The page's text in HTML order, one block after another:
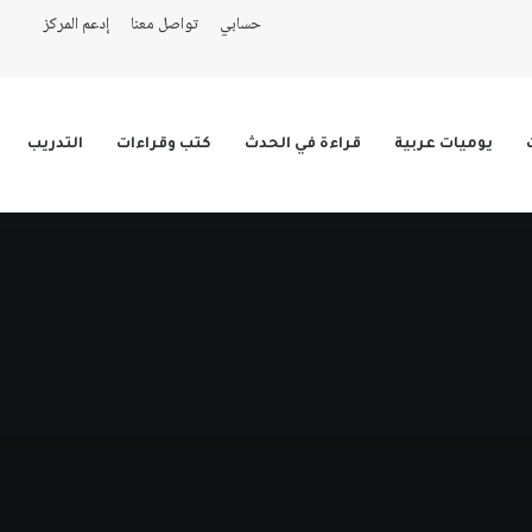
حسابي تواصل معنا إدعم المركز
يوميات عربية قراءة في الحدث كتب وقراءات التدريب